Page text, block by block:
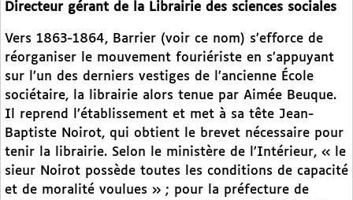
Directeur gérant de la Librairie des sciences sociales
Vers 1863-1864, Barrier (voir ce nom) s’efforce de
réorganiser le mouvement fouriériste en s’appuyant
sur l’un des derniers vestiges de l’ancienne École
sociétaire, la librairie alors tenue par Aimée Beuque.
Il reprend l’établissement et met à sa tête Jean-
Baptiste Noirot, qui obtient le brevet nécessaire pour
tenir la librairie. Selon le ministère de l’Intérieur, « le
sieur Noirot possède toutes les conditions de capacité
et de moralité voulues » ; pour la préfecture de